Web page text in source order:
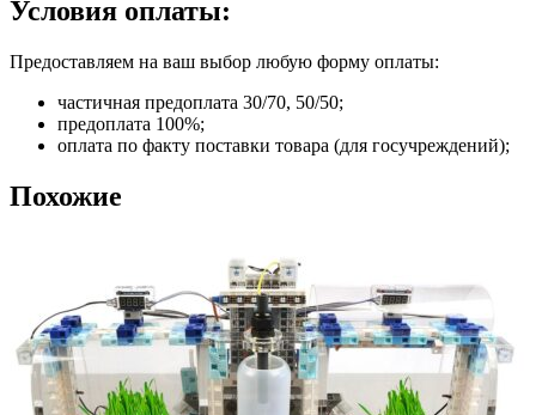
Условия оплаты:
Предоставляем на ваш выбор любую форму оплаты:
частичная предоплата 30/70, 50/50;
предоплата 100%;
оплата по факту поставки товара (для госучреждений);
Похожие